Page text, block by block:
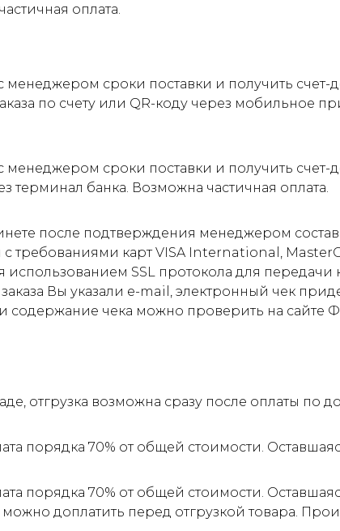
оплата.
менеджером сроки поставки и получить
по счету или QR-коду через мобильное
менеджером сроки поставки и получить счет-
терминал банка. Возможна частичная оплата.
после подтверждения менеджером
с требованиями карт VISA International,
использованием SSL протокола для
Вы указали e-mail, электронный чек
содержание чека можно проверить на сайте
отгрузка возможна сразу после оплаты по
порядка 70% от общей стоимости.
порядка 70% от общей стоимости.
доплатить перед отгрузкой товара.